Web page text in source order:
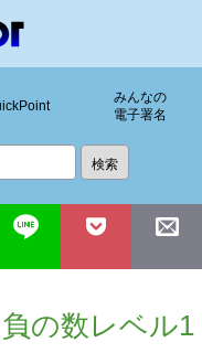
みんなの
電子署名
の数レベル1